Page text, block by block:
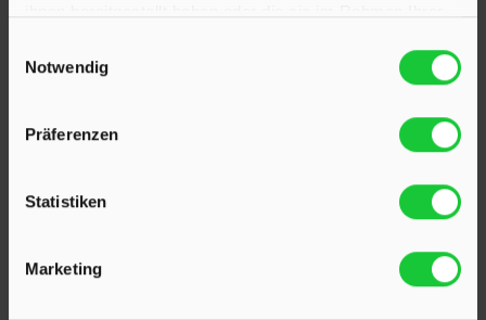
Notwendig
Präferenzen
Statistiken
Marketing